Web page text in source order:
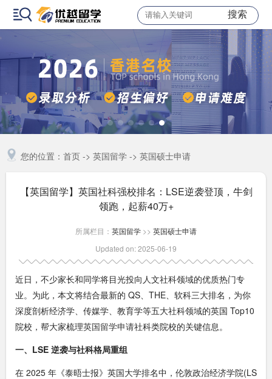
搜索
您的位置： 首页-> 英国留学-> 英国硕士申请
【英国留学】英国社科强校排名：LSE逆袭登顶，牛剑
领跑，起薪40万+
所属栏目： 英国留学 >> 英国硕士申请
Updated on: 2025-06-19
近日，不少家长和同学将目光投向人文社科领域的优质热门专
业。为此，本文将结合最新的 QS、THE、软科三大排名，为你
深度剖析经济学、传媒学、教育学等五大社科领域的英国 Top10
院校，帮大家梳理英国留学申请社科类院校的关键信息。
一、LSE 逆袭与社科格局重组
在 2025 年《泰晤士报》英国大学排名中，伦敦政治经济学院(LS